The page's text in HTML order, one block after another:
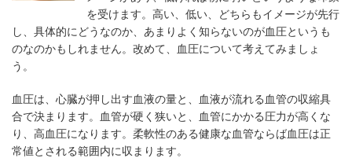
を受けます。高い、低い、どちらもイメージが先行
し、具体的にどうなのか、あまりよく知らないのが血圧というも
のなのかもしれません。改めて、血圧について考えてみましょ
う。
血圧は、心臓が押し出す血液の量と、血液が流れる血管の収縮具
合で決まります。血管が硬く狭いと、血管にかかる圧力が高くな
り、高血圧になります。柔軟性のある健康な血管ならば血圧は正
常値とされる範囲内に収まります。